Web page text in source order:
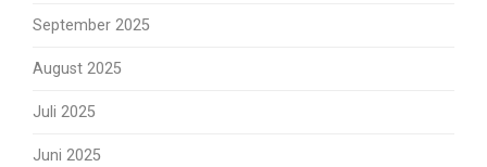
September 2025
August 2025
Juli 2025
Juni 2025